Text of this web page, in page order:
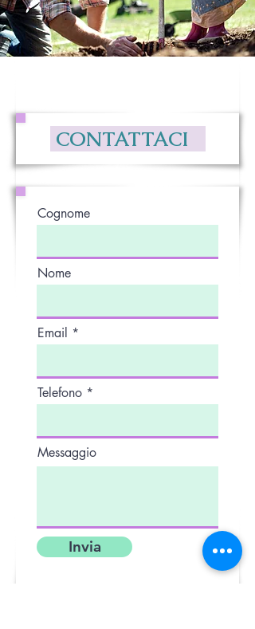
CONTATTACI
Cognome
Nome
Email
Telefono
Messaggio
Invia